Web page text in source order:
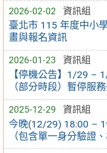
2026-02-02 資訊組
臺北市 115 年度中小
畫與報名資訊
2026-01-23 資訊組
【停機公告】1/29 –
（部分時段）暫停服
2025-12-29 資訊組
今晚(12/29) 18:00 –
（包含單一身分驗證